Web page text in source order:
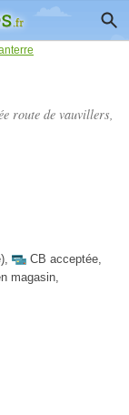
route de vauvillers,
, CB acceptée,
magasin,